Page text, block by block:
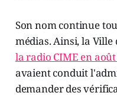
Son nom continue
médias. Ainsi, la
la radio CIME en
avaient conduit
demander des